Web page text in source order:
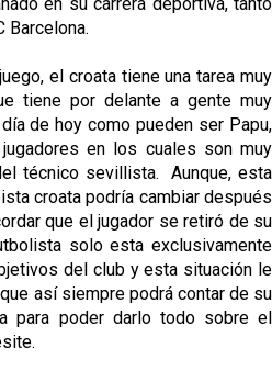
en su carrera deportiva, tanto
Barcelona.
el croata tiene una tarea muy
tiene por delante a gente muy
de hoy como pueden ser Papu,
en los cuales son muy
técnico sevillista. Aunque, esta
croata podría cambiar después
que el jugador se retiró de su
solo esta exclusivamente
del club y esta situación le
así siempre podrá contar de su
para poder darlo todo sobre el